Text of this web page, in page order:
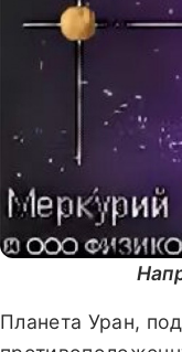
Планета Уран,